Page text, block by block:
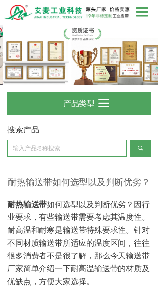
끀
产品类型 끀
搜索产品
끠
耐热输送带如何选型以及判断优劣？
耐热输送带如何选型以及判断优劣？因行
业要求，有些输送带需要考虑其温度性。
耐高温和耐寒是输送带特殊要求性。针对
不同材质输送带所适应的温度区间，往往
很多消费者不是很了解，那么今天输送带
厂家简单介绍一下耐高温输送带的材质及
优缺点，方便大家选择。